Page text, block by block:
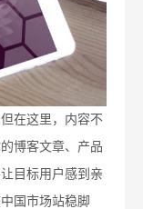
在这里，内容不
博客文章、产品
目标用户感到亲
国市场站稳脚